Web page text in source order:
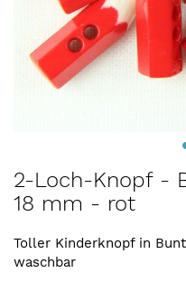
Anfang
der
springen
2-Loch-Knopf -
18 mm - rot
Toller Kinderknopf in
waschbar